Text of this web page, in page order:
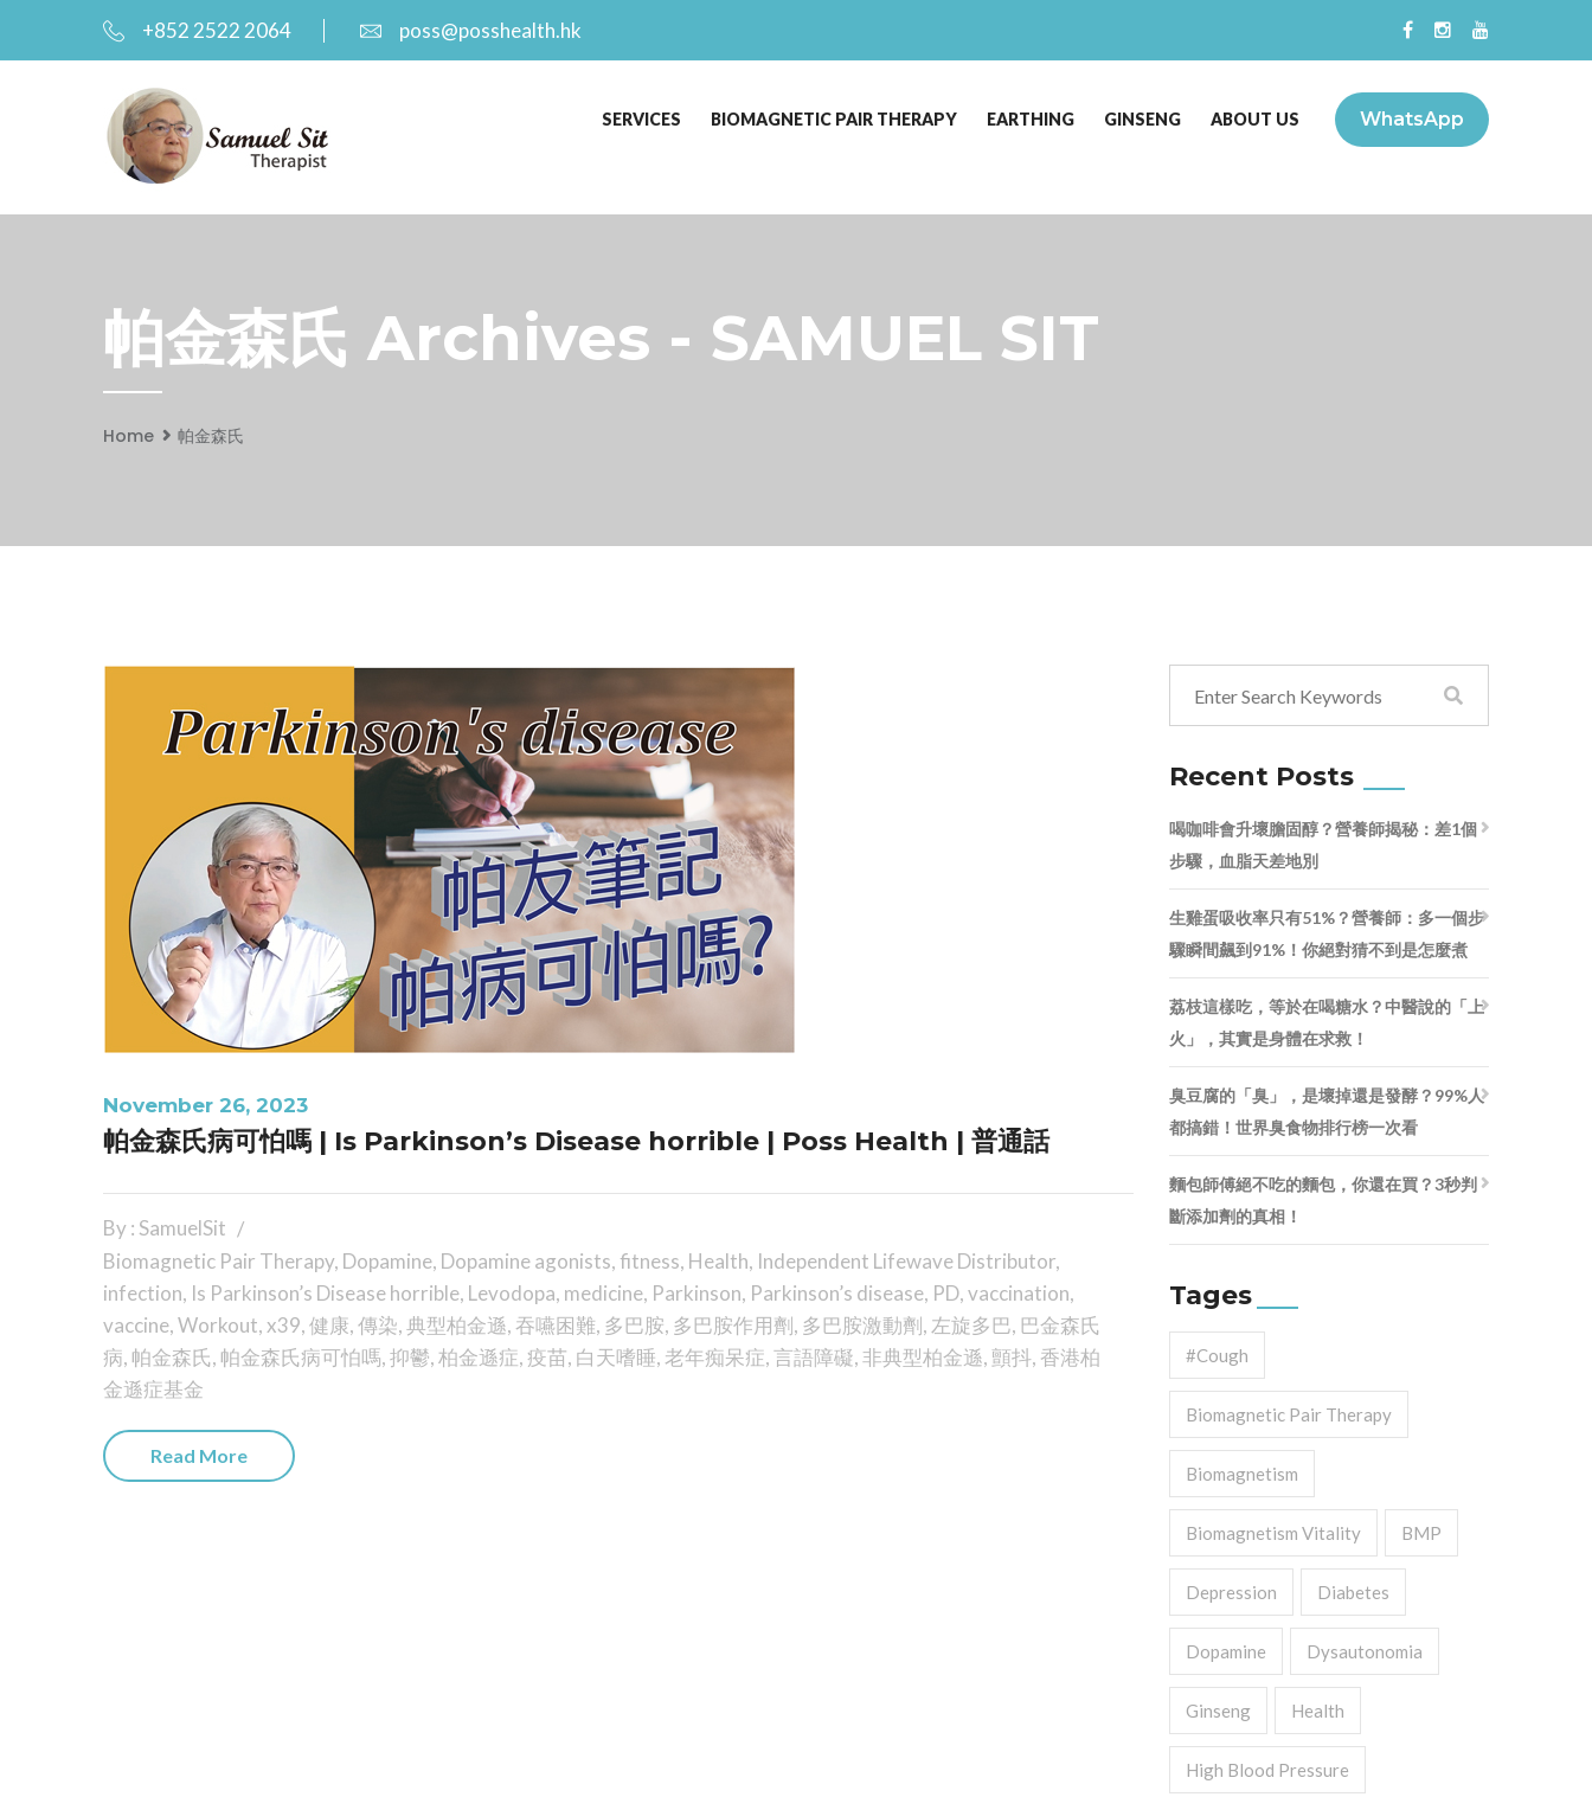
+852 2522 2064 poss@posshealth.hk
WhatsApp
SERVICES BIOMAGNETIC PAIR THERAPY EARTHING GINSENG ABOUT US
帕金森氏 Archives - SAMUEL SIT
Home 帕金森氏
November 26, 2023
帕金森氏病可怕嗎 | Is Parkinson’s Disease horrible | Poss Health | 普通話
By : SamuelSit
Biomagnetic Pair Therapy, Dopamine, Dopamine agonists,fitness, Health, Independent Lifewave Distributor,
infection, Is Parkinson’s Disease horrible, Levodopa, medicine, Parkinson, Parkinson’s disease, PD,vaccination,
vaccine,Workout, x39,健康,傳染,典型柏金遜,吞嚥困難, 多巴胺, 多巴胺作用劑, 多巴胺激動劑, 左旋多巴, 巴金森氏
病,帕金森氏,帕金森氏病可怕嗎,抑鬱,柏金遜症,疫苗, 白天嗜睡,老年痴呆症,言語障礙,非典型柏金遜,顫抖, 香港柏
金遜症基金
Read More
Recent Posts
喝咖啡會升壞膽固醇？營養師揭秘：差1個
步驟，血脂天差地別
生雞蛋吸收率只有51%？營養師：多一個步
驟瞬間飆到91%！你絕對猜不到是怎麼煮
荔枝這樣吃，等於在喝糖水？中醫說的「上
火」，其實是身體在求救！
臭豆腐的「臭」，是壞掉還是發酵？99%人
都搞錯！世界臭食物排行榜一次看
麵包師傅絕不吃的麵包，你還在買？3秒判
斷添加劑的真相！
Tages
#cough
Biomagnetic Pair Therapy
Biomagnetism
Biomagnetism Vitality BMP
Depression Diabetes
Dopamine Dysautonomia
Ginseng Health
High Blood Pressure